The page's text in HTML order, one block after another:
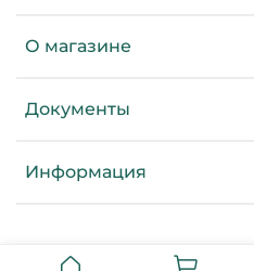
О магазине
Документы
Информация